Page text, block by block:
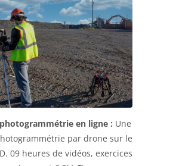
en ligne : Une
par drone sur le
09 heures de vidéos, exercices